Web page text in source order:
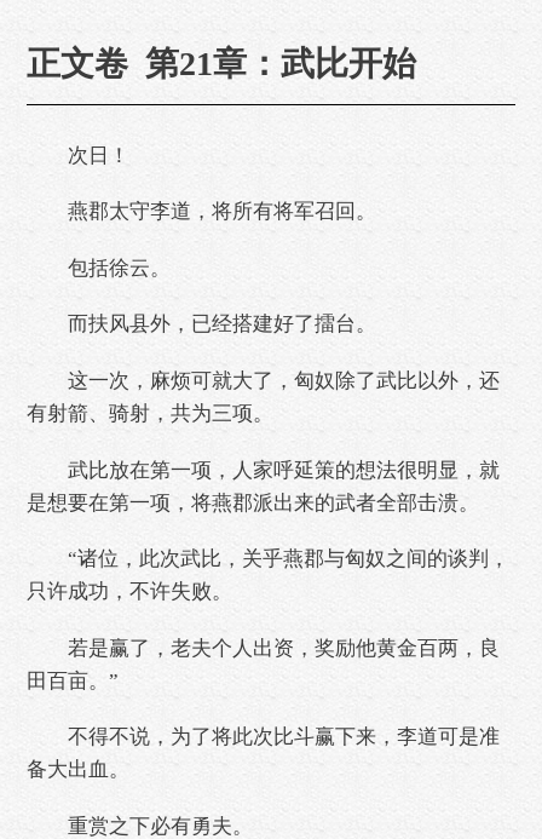
正文卷 第21章：武比开始
次日！
燕郡太守李道，将所有将军召回。
包括徐云。
而扶风县外，已经搭建好了擂台。
这一次，麻烦可就大了，匈奴除了武比以外，还
有射箭、骑射，共为三项。
武比放在第一项，人家呼延策的想法很明显，就
是想要在第一项，将燕郡派出来的武者全部击溃。
“诸位，此次武比，关乎燕郡与匈奴之间的谈判，
只许成功，不许失败。
若是赢了，老夫个人出资，奖励他黄金百两，良
田百亩。”
不得不说，为了将此次比斗赢下来，李道可是准
备大出血。
重赏之下必有勇夫。